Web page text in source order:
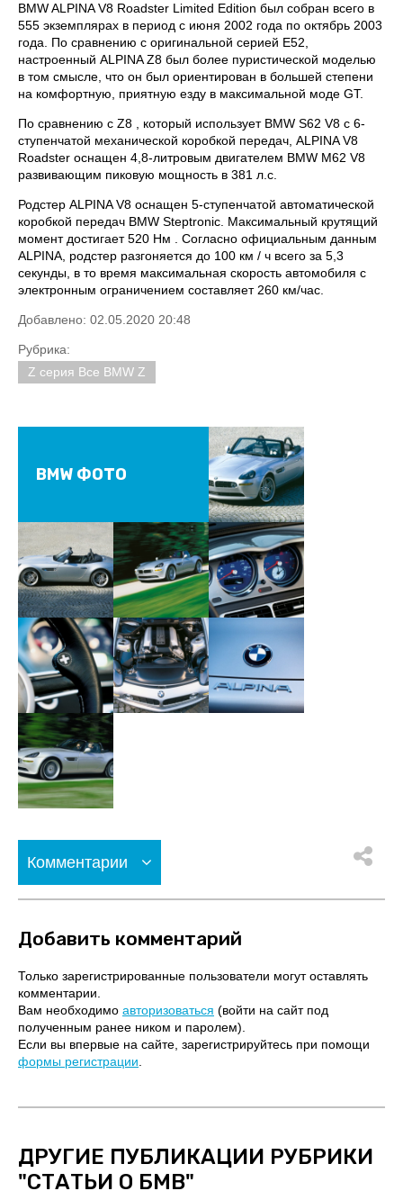
BMW ALPINA V8 Roadster Limited Edition был собран всего в
555 экземплярах в период с июня 2002 года по октябрь 2003
года. По сравнению с оригинальной серией E52,
настроенный ALPINA Z8 был более пуристической моделью
в том смысле, что он был ориентирован в большей степени
на комфортную, приятную езду в максимальной моде GT.
По сравнению с Z8 , который использует BMW S62 V8 с 6-
ступенчатой механической коробкой передач, ALPINA V8
Roadster оснащен 4,8-литровым двигателем BMW M62 V8
развивающим пиковую мощность в 381 л.с.
Родстер ALPINA V8 оснащен 5-ступенчатой ​​автоматической
коробкой передач BMW Steptronic. Максимальный крутящий
момент достигает 520 Нм . Согласно официальным данным
ALPINA, родстер разгоняется до 100 км / ч всего за 5,3
секунды, в то время максимальная скорость автомобиля с
электронным ограничением составляет 260 км/час.
Добавлено: 02.05.2020 20:48
Рубрика:
Z серия Все BMW Z
BMW ФОТО
Комментарии
Добавить комментарий
Только зарегистрированные пользователи могут оставлять
комментарии.
Вам необходимо авторизоваться (войти на сайт под
полученным ранее ником и паролем).
Если вы впервые на сайте, зарегистрируйтесь при помощи
формы регистрации.
ДРУГИЕ ПУБЛИКАЦИИ РУБРИКИ
"СТАТЬИ О БМВ"